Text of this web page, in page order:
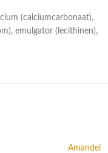
(calciumcarbonaat),
emulgator (lecithinen),
Amandel